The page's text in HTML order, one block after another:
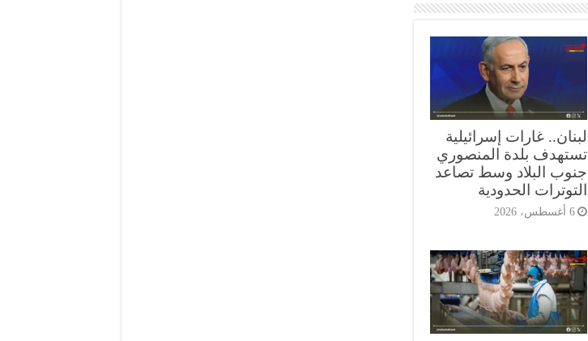
لبنان.. غارات إسرائيلية
تستهدف بلدة المنصوري
جنوب البلاد وسط تصاعد
التوترات الحدودية
6 أغسطس، 2026